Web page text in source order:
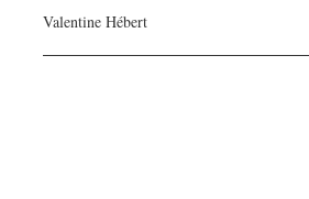
Valentine Hébert